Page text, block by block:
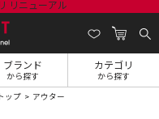
ブランド
から探す
カテゴリ
から探す
ップ アウター